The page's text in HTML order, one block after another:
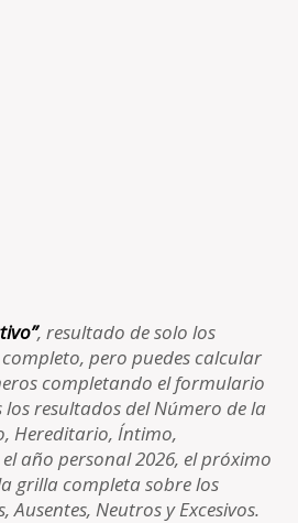
, resultado de solo los
pero puedes calcular
completando el formulario
los resultados del Número de la
Hereditario, Íntimo,
año personal 2026, el próximo
grilla completa sobre los
Neutros y Excesivos.